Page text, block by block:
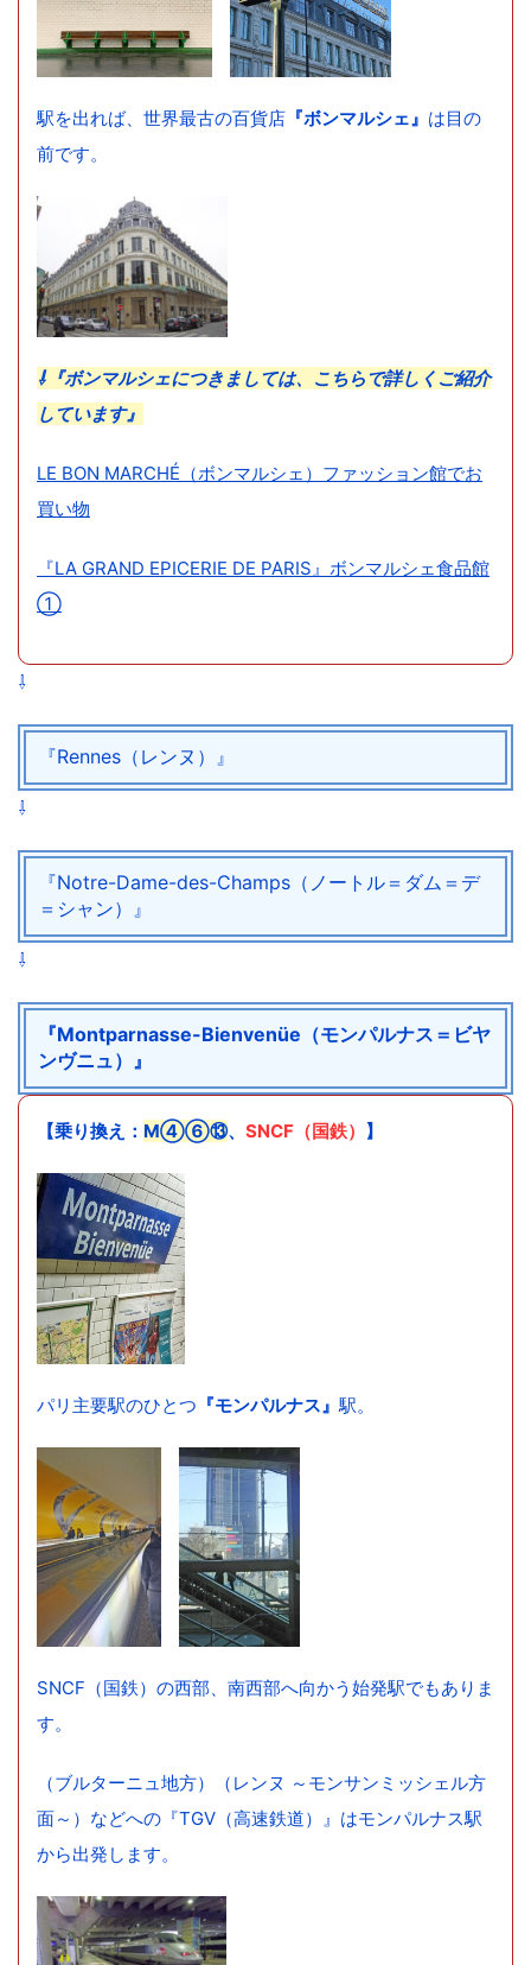
駅を出れば、世界最古の百貨店 『ボンマルシェ』 は目の
前です。
⇩『ボンマルシェにつきましては、こちらで詳しくご紹介
しています』
LE BON MARCHÉ（ボンマルシェ）ファッション館でお
買い物
『LA GRAND EPICERIE DE PARIS』ボンマルシェ食品館
①
⇩
『Rennes（レンヌ）』
⇩
『Notre-Dame-des-Champs（ノートル＝ダム＝デ
＝シャン）』
⇩
『Montparnasse-Bienvenüe（モンパルナス＝ビヤ
ンヴニュ）』
【乗り換え： M④⑥⑬、 SNCF（国鉄） 】
パリ主要駅のひとつ 『モンパルナス』 駅。
SNCF（国鉄）の西部、南西部へ向かう始発駅でもありま
す。
（ブルターニュ地方）（レンヌ ～モンサンミッシェル方
面～）などへの『TGV（高速鉄道）』はモンパルナス駅
から出発します。